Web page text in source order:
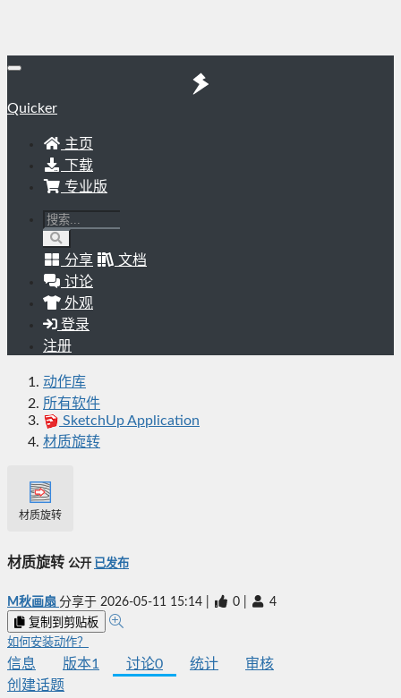
Quicker
主页
下载
专业版
分享
文档
讨论
外观
登录
注册
动作库
所有软件
SketchUp Application
材质旋转
材质旋转
材质旋转 公开 已发布
M秋画扇 分享于 2026-05-11 15:14 0 4
复制到剪贴板
如何安装动作？
信息 版本1 讨论0 统计
审核
创建话题